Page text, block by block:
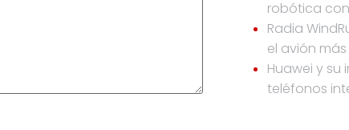
robótica
Radia
el avión
Huawei y
teléfonos